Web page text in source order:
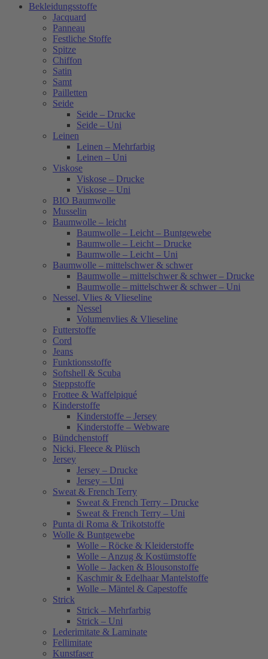
Bekleidungsstoffe
Jacquard
Panneau
Festliche Stoffe
Spitze
Chiffon
Satin
Samt
Pailletten
Seide
Seide – Drucke
Seide – Uni
Leinen
Leinen – Mehrfarbig
Leinen – Uni
Viskose
Viskose – Drucke
Viskose – Uni
BIO Baumwolle
Musselin
Baumwolle – leicht
Baumwolle – Leicht – Buntgewebe
Baumwolle – Leicht – Drucke
Baumwolle – Leicht – Uni
Baumwolle – mittelschwer & schwer
Baumwolle – mittelschwer & schwer – Drucke
Baumwolle – mittelschwer & schwer – Uni
Nessel, Vlies & Vlieseline
Nessel
Volumenvlies & Vlieseline
Futterstoffe
Cord
Jeans
Funktionsstoffe
Softshell & Scuba
Steppstoffe
Frottee & Waffelpiqué
Kinderstoffe
Kinderstoffe – Jersey
Kinderstoffe – Webware
Bündchenstoff
Nicki, Fleece & Plüsch
Jersey
Jersey – Drucke
Jersey – Uni
Sweat & French Terry
Sweat & French Terry – Drucke
Sweat & French Terry – Uni
Punta di Roma & Trikotstoffe
Wolle & Buntgewebe
Wolle – Röcke & Kleiderstoffe
Wolle – Anzug & Kostümstoffe
Wolle – Jacken & Blousonstoffe
Kaschmir & Edelhaar Mantelstoffe
Wolle – Mäntel & Capestoffe
Strick
Strick – Mehrfarbig
Strick – Uni
Lederimitate & Laminate
Fellimitate
Kunstfaser